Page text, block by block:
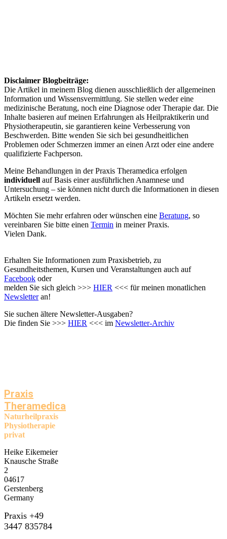
Disclaimer Blogbeiträge:
Die Artikel in meinem Blog dienen ausschließlich der allgemeinen
Information und Wissensvermittlung. Sie stellen weder eine
medizinische Beratung, noch eine Diagnose oder Therapie dar. Die
Inhalte basieren auf meinen Erfahrungen als Heilpraktikerin und
Physiotherapeutin, sie garantieren keine Verbesserung von
Beschwerden. Bitte wenden Sie sich bei gesundheitlichen
Problemen oder Schmerzen immer an einen Arzt oder eine andere
qualifizierte Fachperson.
Meine Behandlungen in der Praxis Theramedica erfolgen
individuell auf Basis einer ausführlichen Anamnese und
Untersuchung – sie können nicht durch die Informationen in diesen
Artikeln ersetzt werden.
Möchten Sie mehr erfahren oder wünschen eine Beratung, so
vereinbaren Sie bitte einen Termin in meiner Praxis.
Vielen Dank.
Erhalten Sie Informationen zum Praxisbetrieb, zu
Gesundheitsthemen, Kursen und Veranstaltungen auch auf
Facebook oder
melden Sie sich gleich >>> HIER <<< für meinen monatlichen
Newsletteran!
Sie suchen ältere Newsletter-Ausgaben?
Die finden Sie >>> HIER <<< im Newsletter-Archiv
Praxis
Theramedica
Naturheilpraxis
Physiotherapie
privat
Heike Eikemeier
Knausche Straße
2
04617
Gerstenberg
Germany
Praxis +49
3447 835784